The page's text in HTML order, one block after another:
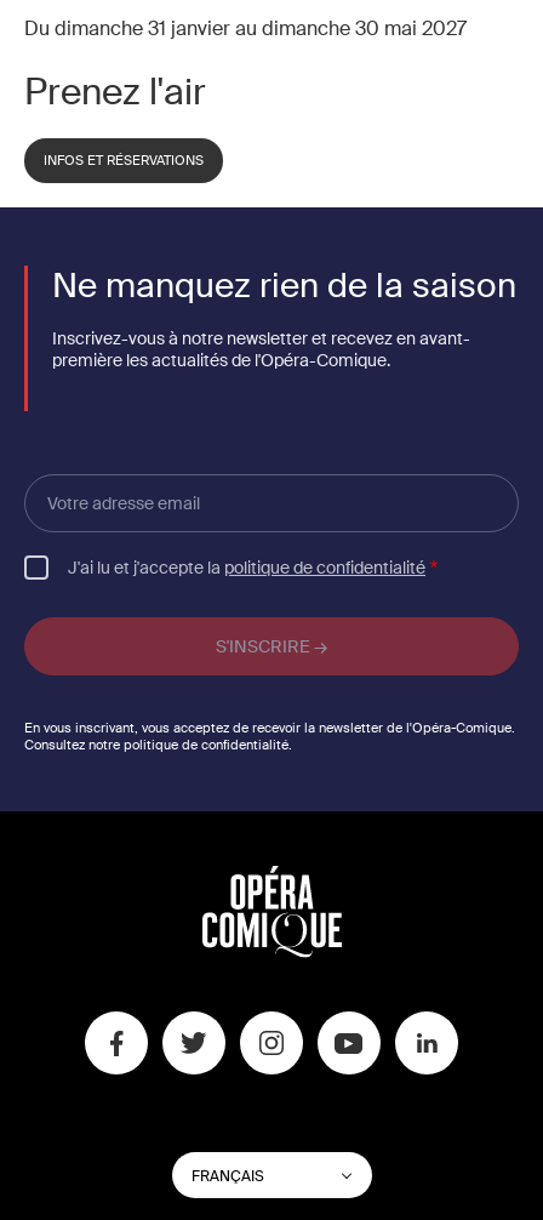
Du dimanche 31 janvier au dimanche 30 mai 2027
Prenez l'air
INFOS ET RÉSERVATIONS
Ne manquez rien de la saison
Inscrivez-vous à notre newsletter et recevez en avant-
première les actualités de l'Opéra-Comique.
Votre
adresse
email
J'ai lu et j'accepte la politique de confidentialité
En vous inscrivant, vous acceptez de recevoir la newsletter de l'Opéra-Comique.
Consultez notre politique de confidentialité.
CHANGER
LA
LANGUE
FRANÇAIS Lister les actions